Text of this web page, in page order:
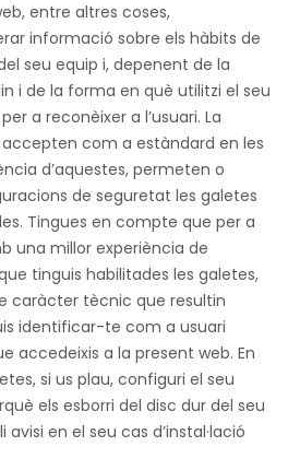
entre altres coses,
informació sobre els hàbits de
seu equip i, depenent de la
i de la forma en què utilitzi el seu
a reconèixer a l’usuari. La
com a estàndard en les
d’aquestes, permeten o
de seguretat les galetes
Tingues en compte que per a
una millor experiència de
tinguis habilitades les galetes,
caràcter tècnic que resultin
identificar-te com a usuari
accedeixis a la present web. En
si us plau, configuri el seu
els esborri del disc dur del seu
en el seu cas d’instal·lació